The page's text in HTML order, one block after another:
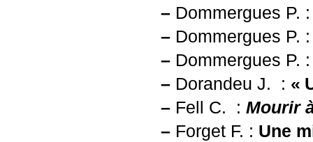
– Dommergues P.
– Dommergues P.
– Dommergues P.
– Dorandeu J. : «
– Fell C. : Mourir
– Forget F. : Une